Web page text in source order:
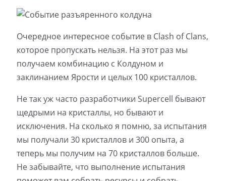
Очередное интересное событие в Clash of Clans,
которое пропускать нельзя. На этот раз мы
получаем комбинацию с Колдуном и
заклинанием Ярости и целых 100 кристаллов.
Не так уж часто разработчики Supercell бывают
щедрыми на кристаллы, но бывают и
исключения. На сколько я помню, за испытания
мы получали 30 кристаллов и 300 опыта, а
теперь мы получим на 70 кристаллов больше.
Не забывайте, что выполнение испытания